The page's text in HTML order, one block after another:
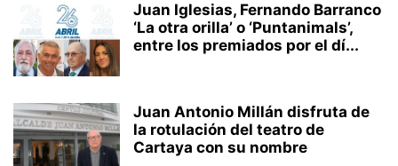
Juan Iglesias, Fernando Barranco
‘La otra orilla’ o ‘Puntanimals’,
entre los premiados por el dí...
Juan Antonio Millán disfruta de
la rotulación del teatro de
Cartaya con su nombre